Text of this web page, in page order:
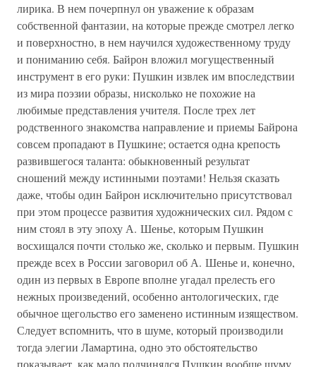
лирика. В нем почерпнул он уважение к образам
собственной фантазии, на которые прежде смотрел легко
и поверхностно, в нем научился художественному труду
и пониманию себя. Байрон вложил могущественный
инструмент в его руки: Пушкин извлек им впоследствии
из мира поэзии образы, нисколько не похожие на
любимые представления учителя. После трех лет
родственного знакомства направление и приемы Байрона
совсем пропадают в Пушкине; остается одна крепость
развившегося таланта: обыкновенный результат
сношений между истинными поэтами! Нельзя сказать
даже, чтобы один Байрон исключительно присутствовал
при этом процессе развития художнических сил. Рядом с
ним стоял в эту эпоху А. Шенье, которым Пушкин
восхищался почти столько же, сколько и первым. Пушкин
прежде всех в России заговорил об А. Шенье и, конечно,
один из первых в Европе вполне угадал прелесть его
нежных произведений, особенно антологических, где
обычное щегольство его заменено истинным изяществом.
Следует вспомнить, что в шуме, который производили
тогда элегии Ламартина, одно это обстоятельство
показывает, как мало подчинялся Пушкин вообще шуму,